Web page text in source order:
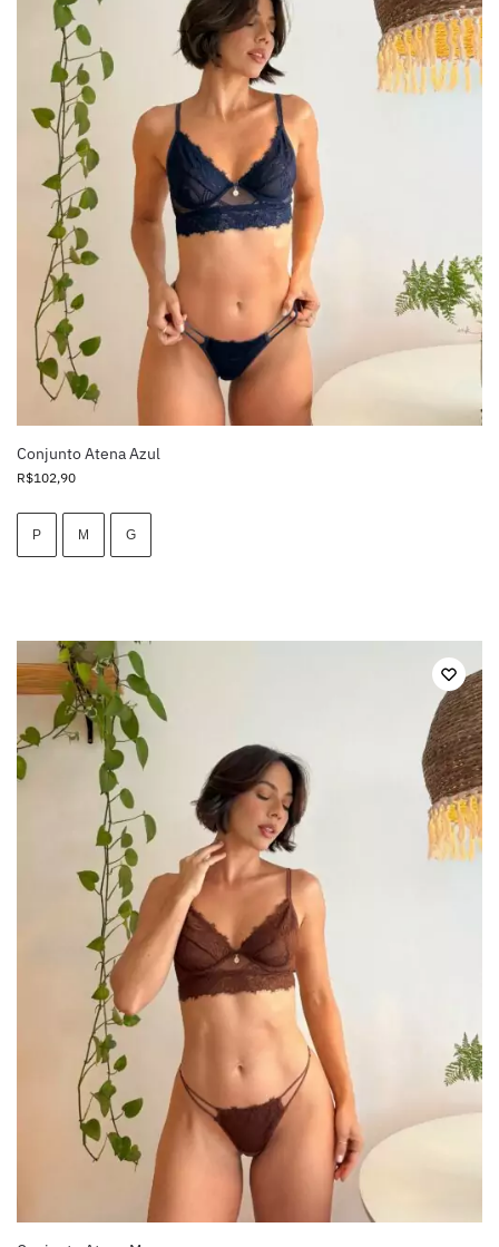
Conjunto Atena Azul
R$102,90
P M G